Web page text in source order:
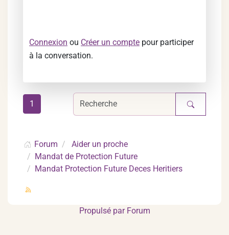
Connexion ou Créer un compte pour participer
à la conversation.
1
Forum
Aider un proche
Mandat de Protection Future
Mandat Protection Future Deces Heritiers
Propulsé par Forum